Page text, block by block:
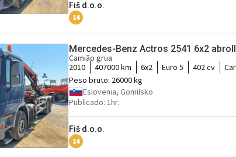
Fiš d.o.o.
14
Mercedes-Benz Actros 2541 6x2
Camião grua
2010
407000 km 6x2 Euro 5 402 cv
Peso bruto: 26000 kg
Eslovenia, Gomilsko
Publicado: 1hr.
Fiš d.o.o.
14